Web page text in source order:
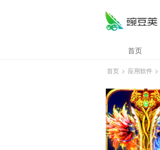
首页
首页 > 应用软件 >